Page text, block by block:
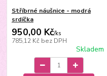
Stříbrné náušnice - modrá
srdíčka
950,00 Kč/ks
785,12 Kč bez DPH
Skladem